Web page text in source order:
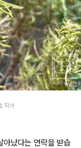
작가
아났다는 연락을 받습